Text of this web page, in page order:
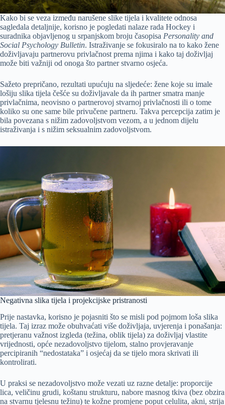
Kako bi se veza između narušene slike tijela i kvalitete odnosa
sagledala detaljnije, korisno je pogledati nalaze rada Hockey i
suradnika objavljenog u srpanjskom broju časopisa Personality and
Social Psychology Bulletin. Istraživanje se fokusiralo na to kako žene
doživljavaju partnerovu privlačnost prema njima i kako taj doživljaj
može biti važniji od onoga što partner stvarno osjeća.
Sažeto prepričano, rezultati upućuju na sljedeće: žene koje su imale
lošiju slika tijela češće su doživljavale da ih partner smatra manje
privlačnima, neovisno o partnerovoj stvarnoj privlačnosti ili o tome
koliko su one same bile privučene partneru. Takva percepcija zatim je
bila povezana s nižim zadovoljstvom vezom, a u jednom dijelu
istraživanja i s nižim seksualnim zadovoljstvom.
Negativna slika tijela i projekcijske pristranosti
Prije nastavka, korisno je pojasniti što se misli pod pojmom loša slika
tijela. Taj izraz može obuhvaćati više doživljaja, uvjerenja i ponašanja:
pretjeranu važnost izgleda (težina, oblik tijela) za doživljaj vlastite
vrijednosti, opće nezadovoljstvo tijelom, stalno provjeravanje
percipiranih “nedostataka” i osjećaj da se tijelo mora skrivati ili
kontrolirati.
U praksi se nezadovoljstvo može vezati uz razne detalje: proporcije
lica, veličinu grudi, koštanu strukturu, nabore masnog tkiva (bez obzira
na stvarnu tjelesnu težinu) te kožne promjene poput celulita, akni, strija